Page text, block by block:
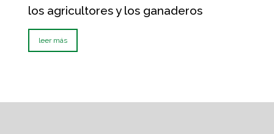
los agricultores y los ganaderos
leer más